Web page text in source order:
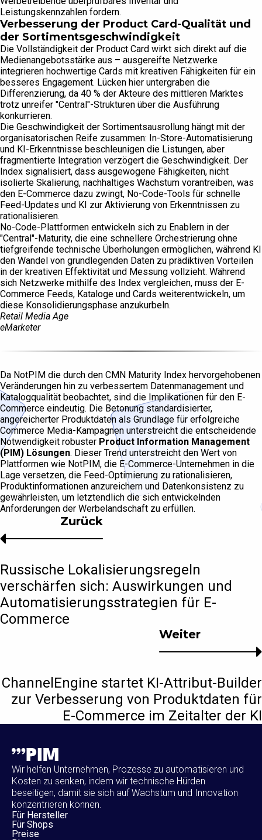
Leistungskennzahlen fordern.
Verbesserung der Product Card-Qualität und
der Sortimentsgeschwindigkeit
Die Vollständigkeit der Product Card wirkt sich direkt auf die
Medienangebotsstärke aus – ausgereifte Netzwerke
integrieren hochwertige Cards mit kreativen Fähigkeiten für ein
besseres Engagement. Lücken hier untergraben die
Differenzierung, da 40 % der Akteure des mittleren Marktes
trotz unreifer "Central"-Strukturen über die Ausführung
konkurrieren.
Die Geschwindigkeit der Sortimentsausrollung hängt mit der
organisatorischen Reife zusammen: In-Store-Automatisierung
und KI-Erkenntnisse beschleunigen die Listungen, aber
fragmentierte Integration verzögert die Geschwindigkeit. Der
Index signalisiert, dass ausgewogene Fähigkeiten, nicht
isolierte Skalierung, nachhaltiges Wachstum vorantreiben, was
den E-Commerce dazu zwingt, No-Code-Tools für schnelle
Feed-Updates und KI zur Aktivierung von Erkenntnissen zu
rationalisieren.
No-Code-Plattformen entwickeln sich zu Enablern in der
"Central"-Maturity, die eine schnellere Orchestrierung ohne
tiefgreifende technische Überholungen ermöglichen, während KI
den Wandel von grundlegenden Daten zu prädiktiven Vorteilen
in der kreativen Effektivität und Messung vollzieht. Während
sich Netzwerke mithilfe des Index vergleichen, muss der E-
Commerce Feeds, Kataloge und Cards weiterentwickeln, um
diese Konsolidierungsphase anzukurbeln.
Retail Media Age
eMarketer
Da NotPIM die durch den CMN Maturity Index hervorgehobenen
Veränderungen hin zu verbessertem Datenmanagement und
Katalogqualität beobachtet, sind die Implikationen für den E-
Commerce eindeutig. Die Betonung standardisierter,
angereicherter Produktdaten als Grundlage für erfolgreiche
Commerce Media-Kampagnen unterstreicht die entscheidende
Notwendigkeit robuster Product Information Management
(PIM) Lösungen. Dieser Trend unterstreicht den Wert von
Plattformen wie NotPIM, die E-Commerce-Unternehmen in die
Lage versetzen, die Feed-Optimierung zu rationalisieren,
Produktinformationen anzureichern und Datenkonsistenz zu
gewährleisten, um letztendlich die sich entwickelnden
Anforderungen der Werbelandschaft zu erfüllen.
Weiter
ChannelEngine startet KI-Attribut-Builder
zur Verbesserung von Produktdaten für
E-Commerce im Zeitalter der KI
Zurück
Russische Lokalisierungsregeln
verschärfen sich: Auswirkungen und
Automatisierungsstrategien für E-
Commerce
Wir helfen Unternehmen, Prozesse zu automatisieren und
Kosten zu senken, indem wir technische Hürden
beseitigen, damit sie sich auf Wachstum und Innovation
konzentrieren können.
Für Hersteller
Für Shops
Preise